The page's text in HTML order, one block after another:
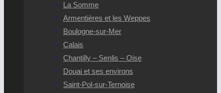
La Somme
Armentières et les Weppes
Boulogne-sur-Mer
Calais
Chantilly – Senlis – Oise
Douai et ses environs
Saint-Pol-sur-Ternoise